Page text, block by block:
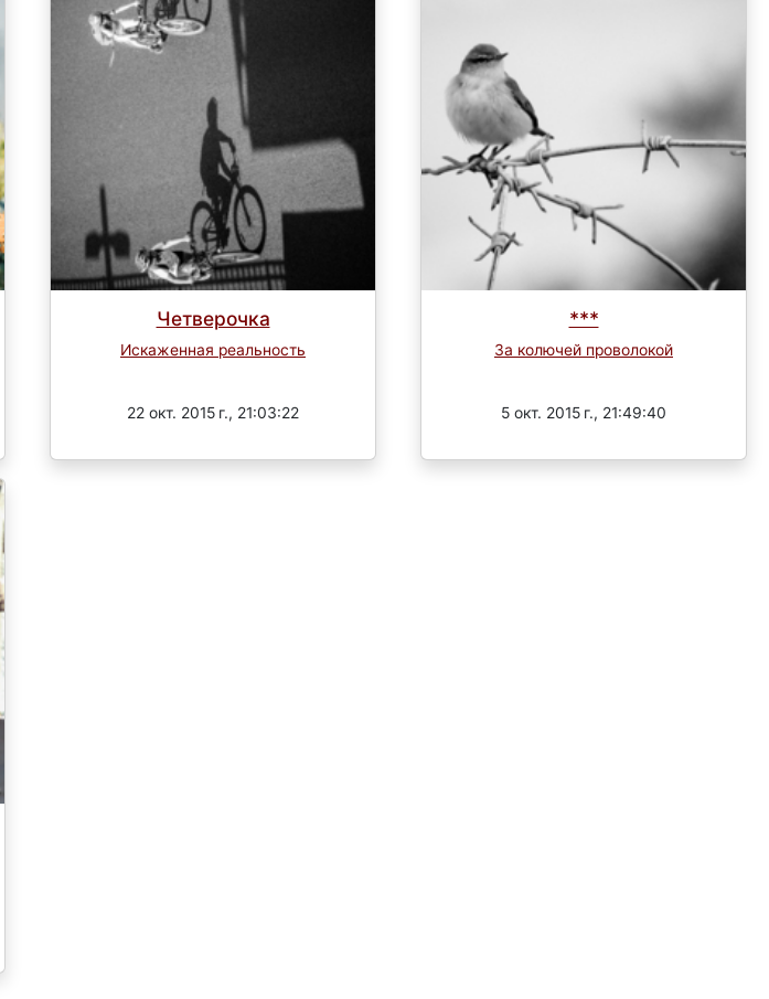
Четверочка
Искаженная реальность
22 окт. 2015 г., 21:03:22
***
За колючей проволокой
5 окт. 2015 г., 21:49:40